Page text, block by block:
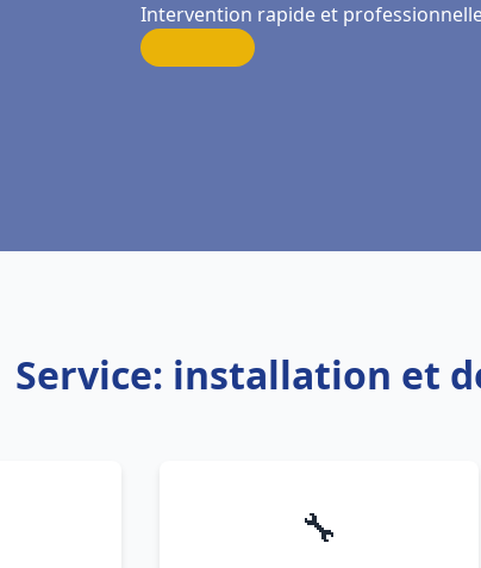
Intervention rapide et professionnelle
Service: installation et
🔧